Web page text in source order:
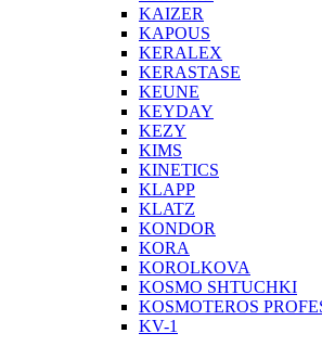
KAIZER
KAPOUS
KERALEX
KERASTASE
KEUNE
KEYDAY
KEZY
KIMS
KINETICS
KLAPP
KLATZ
KONDOR
KORA
KOROLKOVA
KOSMO SHTUCHKI
KOSMOTEROS
KV-1